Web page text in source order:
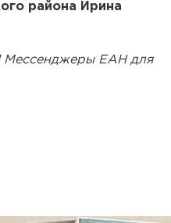
района Ирина
Мессенджеры ЕАН для